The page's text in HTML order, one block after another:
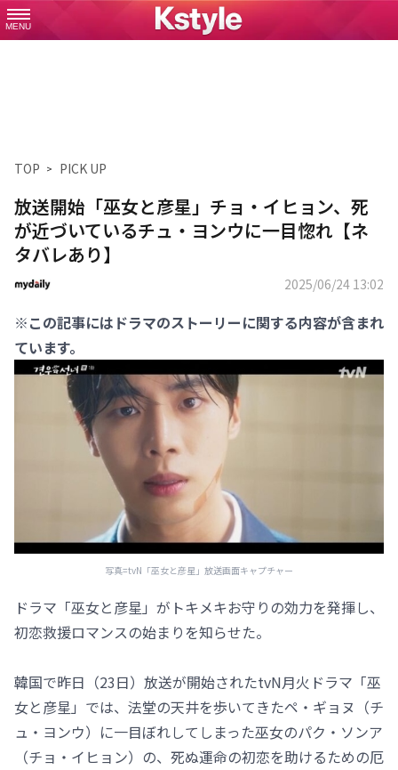
MENU
TOP PICK UP
放送開始「巫女と彦星」チョ・イヒョン、死
が近づいているチュ・ヨンウに一目惚れ【ネ
タバレあり】
2025/06/24 13:02
※この記事にはドラマのストーリーに関する内容が含まれ
ています。
写真=tvN「巫女と彦星」放送画面キャプチャー
ドラマ「巫女と彦星」がトキメキお守りの効力を発揮し、
初恋救援ロマンスの始まりを知らせた。
韓国で昨日（23日）放送が開始されたtvN月火ドラマ「巫
女と彦星」では、法堂の天井を歩いてきたペ・ギョヌ（チ
ュ・ヨンウ）に一目ぼれしてしまった巫女のパク・ソンア
（チョ・イヒョン）の、死ぬ運命の初恋を助けるための厄